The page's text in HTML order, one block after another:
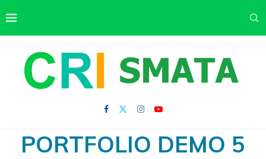
PORTFOLIO DEMO 5